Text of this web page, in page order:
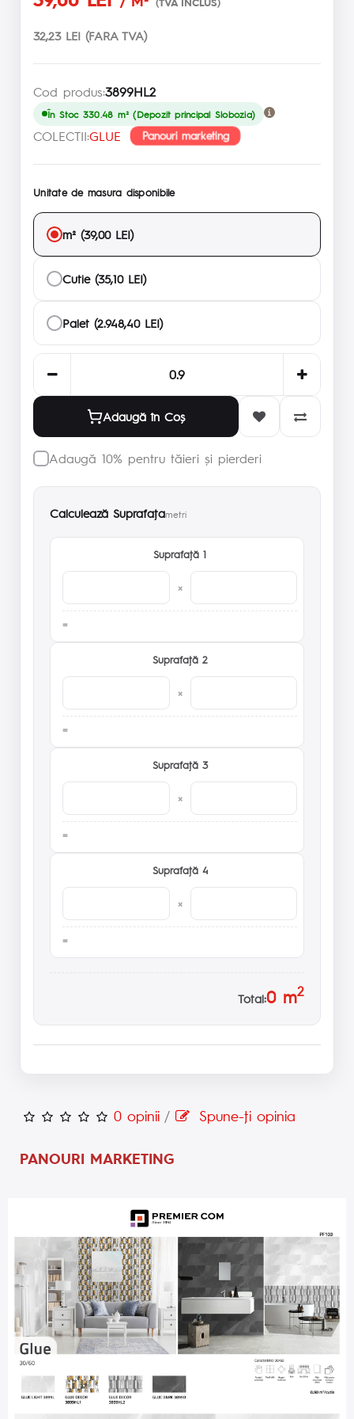
32,23 LEI (FARA TVA)
Cod produs:3899HL2
În Stoc 330.48 m² (Depozit principal Slobozia)
COLECTII:GLUE Panouri marketing
Unitate de masura disponibile
m² (39,00 LEI)
Cutie (35,10 LEI)
Palet (2.948,40 LEI)
Adaugă în Coş
Adaugă 10% pentru tăieri și pierderi
Calculează Suprafaţametri
Suprafaţă 1
×
Suprafaţă 2
×
Suprafaţă 3
×
Suprafaţă 4
×
Total:0m2
0 opinii / Spune-ţi opinia
PANOURI MARKETING